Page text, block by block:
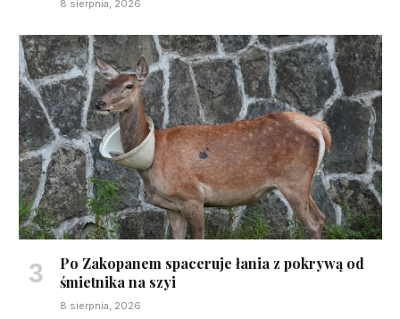
8 sierpnia, 2026
Po Zakopanem spaceruje łania z pokrywą od
śmietnika na szyi
8 sierpnia, 2026